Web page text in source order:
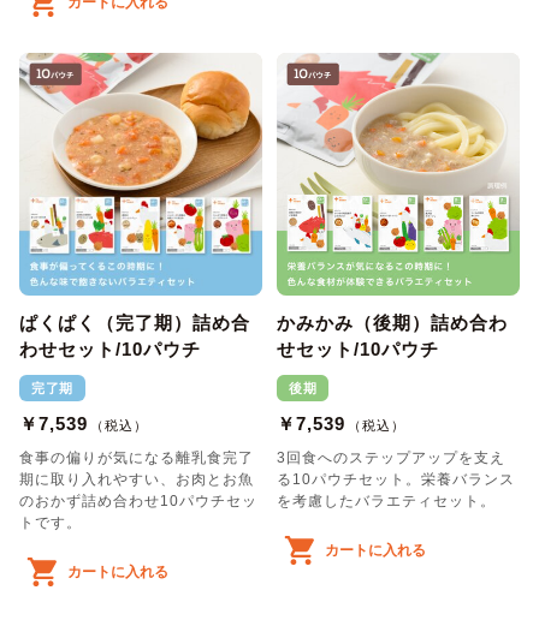
ぱくぱく（完了期）詰め合
わせセット/10パウチ
完了期
￥7,539 （税込）
食事の偏りが気になる離乳食完了
期に取り入れやすい、お肉とお魚
のおかず詰め合わせ10パウチセッ
トです。
カートに入れる
かみかみ（後期）詰め合わ
せセット/10パウチ
後期
￥7,539 （税込）
3回食へのステップアップを支え
る10パウチセット。栄養バランス
を考慮したバラエティセット。
カートに入れる